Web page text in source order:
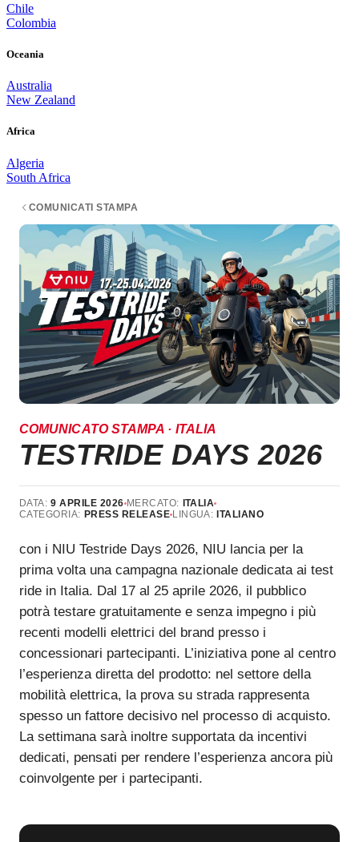
Chile
Colombia
Oceania
Australia
New Zealand
Africa
Algeria
South Africa
COMUNICATI STAMPA
COMUNICATO STAMPA · ITALIA
TESTRIDE DAYS 2026
DATA: 9 APRILE 2026 MERCATO: ITALIA
CATEGORIA: PRESS RELEASE LINGUA: ITALIANO
con i NIU Testride Days 2026, NIU lancia per la
prima volta una campagna nazionale dedicata ai test
ride in Italia. Dal 17 al 25 aprile 2026, il pubblico
potrà testare gratuitamente e senza impegno i più
recenti modelli elettrici del brand presso i
concessionari partecipanti. L’iniziativa pone al centro
l’esperienza diretta del prodotto: nel settore della
mobilità elettrica, la prova su strada rappresenta
spesso un fattore decisivo nel processo di acquisto.
La settimana sarà inoltre supportata da incentivi
dedicati, pensati per rendere l’esperienza ancora più
coinvolgente per i partecipanti.